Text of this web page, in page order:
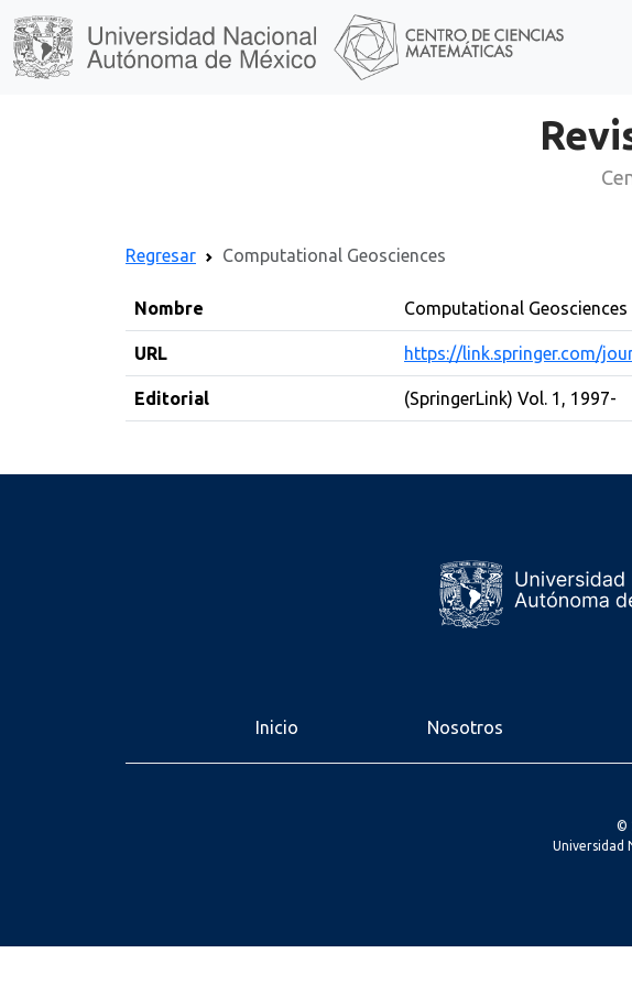
Regresar Computational Geosciences
Nombre Computational Geosciences
URL https://link.springer.com/
Editorial (SpringerLink) Vol. 1, 1997-
Inicio Nosotros
©
Universidad